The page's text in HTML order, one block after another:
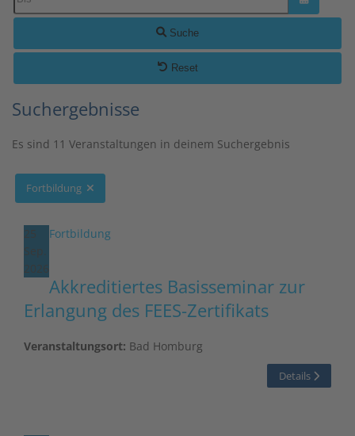
Kalender
Suche
Reset
Suchergebnisse
Es sind 11 Veranstaltungen in deinem Suchergebnis
Fortbildung
25
Sep.
2026
Fortbildung
Akkreditiertes Basisseminar zur
Erlangung des FEES-Zertifikats
Veranstaltungsort: Bad Homburg
Details